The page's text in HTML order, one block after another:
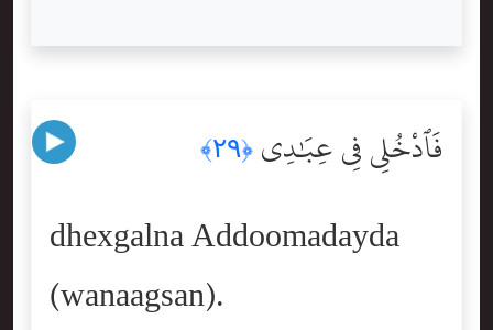
فَٱدْخُلِى فِى عِبَٰدِى ﴿٢٩﴾
dhexgalna Addoomadayda
(wanaagsan).